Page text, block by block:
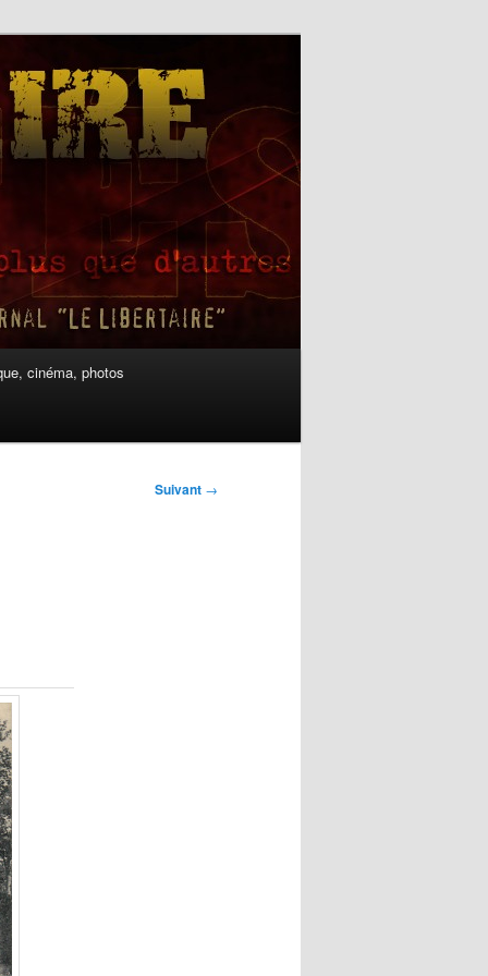
cinéma, photos
Suivant →